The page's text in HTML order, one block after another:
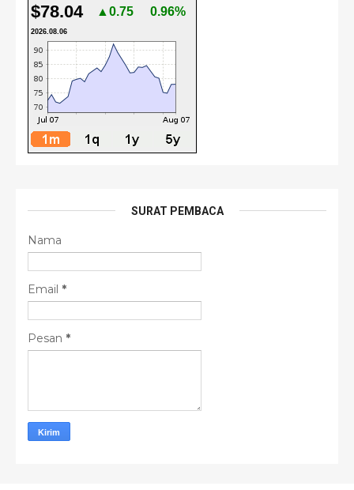
$78.04 ▲0.75 0.96%
2026.08.06
SURAT PEMBACA
Nama
Email *
Pesan *